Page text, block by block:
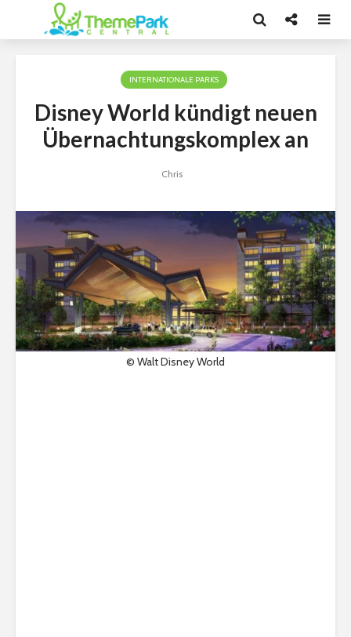
INTERNATIONALE PARKS
Disney World kündigt neuen
Übernachtungskomplex an
Chris
© Walt Disney World